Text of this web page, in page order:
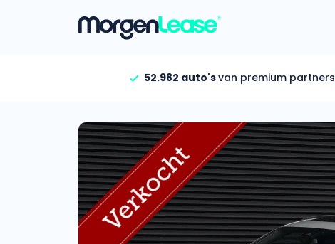
Gehele aanbod
Bekijk volledig aanbod
Gezinsauto’s
Bekijk alle gezinsauto’s
Hele aanbod
Bekijk alle stadsauto’s
52.982 auto'svan premium partners